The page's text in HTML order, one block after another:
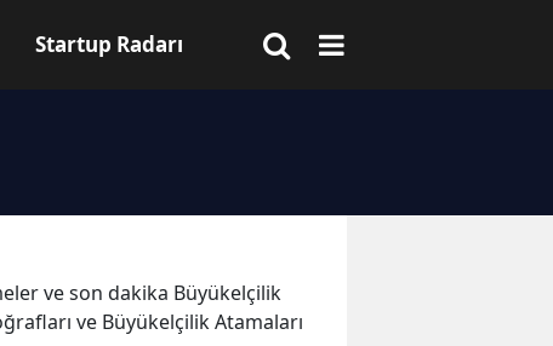
Startup Radarı
ve son dakika Büyükelçilik
ve Büyükelçilik Atamaları